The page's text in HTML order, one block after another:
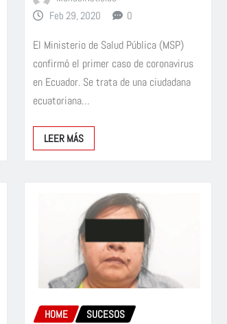
Feb 29, 2020
0
El Ministerio de Salud Pública (MSP)
confirmó el primer caso de coronavirus
en Ecuador. Se trata de una ciudadana
ecuatoriana…
LEER MÁS
HOME SUCESOS